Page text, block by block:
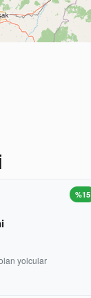
%15
yolcular